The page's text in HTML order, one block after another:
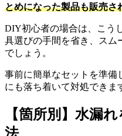
とめになった製品も販売さ
DIY初心者の場合は、こう
具選びの手間を省き、スム
でしょう。
事前に簡単なセットを準備
にも落ち着いて対処できま
【箇所別】水漏
法